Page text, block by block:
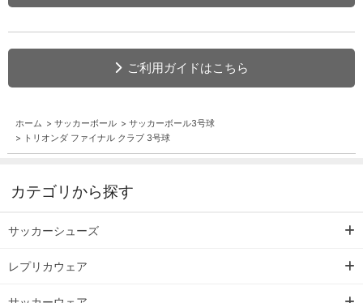
ご利用ガイドはこちら
ホーム > サッカーボール > サッカーボール3号球
> トリオンダ ファイナル クラブ 3号球
カテゴリから探す
サッカーシューズ
レプリカウェア